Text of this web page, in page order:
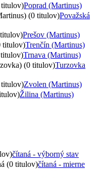
titulov)Poprad (Martinus)
(0 titulov)Považská
Prešov (Martinus)
titulov)Trenčín (Martinus)
Trnava (Martinus)
(0 titulov)Turzovka
Zvolen (Martinus)
Žilina (Martinus)
čítaná - výborný stav
(0 titulov)čítaná - mierne